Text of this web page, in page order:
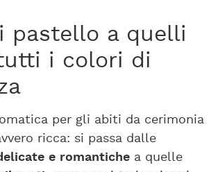
pastello a quelli
i colori di
per gli abiti da cerimonia
ricca: si passa dalle
e romantiche a quelle